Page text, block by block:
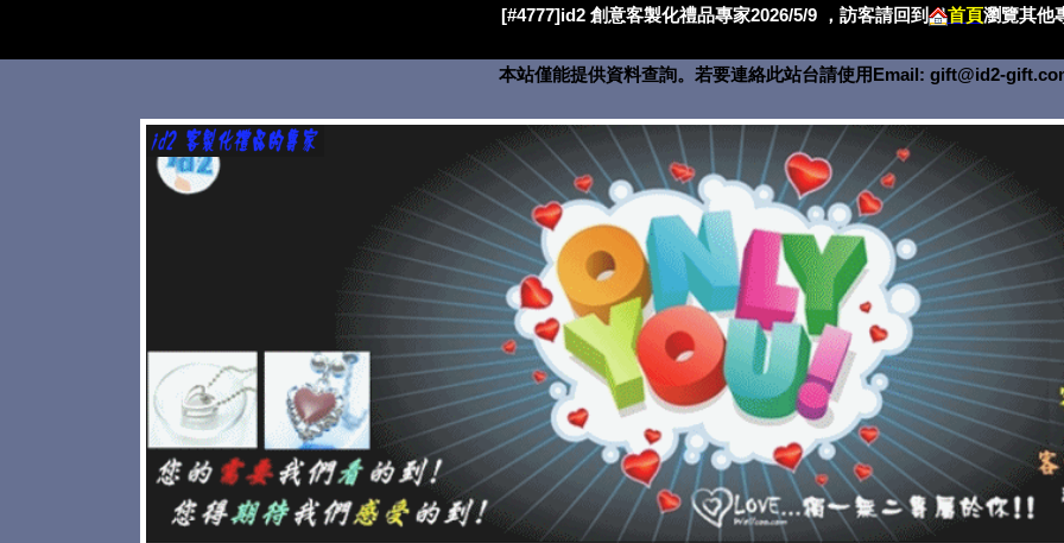
[#4777]id2 創意客製化禮品專家2026/5/9 ，訪客請回到 首頁瀏覽其他
本站僅能提供資料查詢。若要連絡此站台請使用Email: gift@id2-